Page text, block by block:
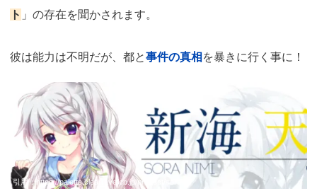
ト 」の存在を聞かされます。
彼は能力は不明だが、都と事件の真相 を暴きに行く事に！
引用：https://palette.clearrave.co.jp/product/sorairo/